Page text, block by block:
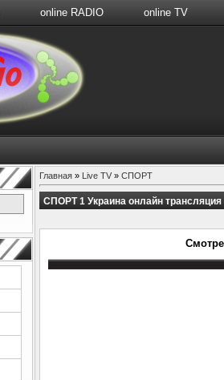
online RADIO online TV
Главная » Live TV » СПОРТ
СПОРТ 1 Украина онлайн трансляция